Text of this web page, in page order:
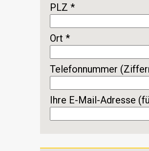
PLZ *
Ort *
Telefonnummer
Ihre E-Mail-Adresse